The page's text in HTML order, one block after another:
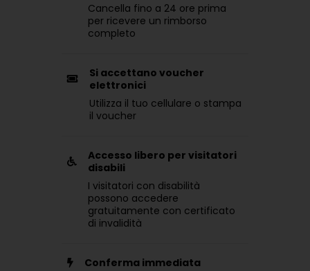
Cancella fino a 24 ore prima
per ricevere un rimborso
completo
Si accettano voucher
elettronici
Utilizza il tuo cellulare o stampa
il voucher
Accesso libero per visitatori
disabili
I visitatori con disabilità
possono accedere
gratuitamente con certificato
di invalidità
Conferma immediata